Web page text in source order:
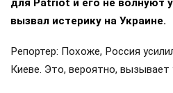
для Patriot и его не волнуют
вызвал истерику на Украине.
Репортер: Похоже, Россия
Киеве. Это, вероятно, вызывает